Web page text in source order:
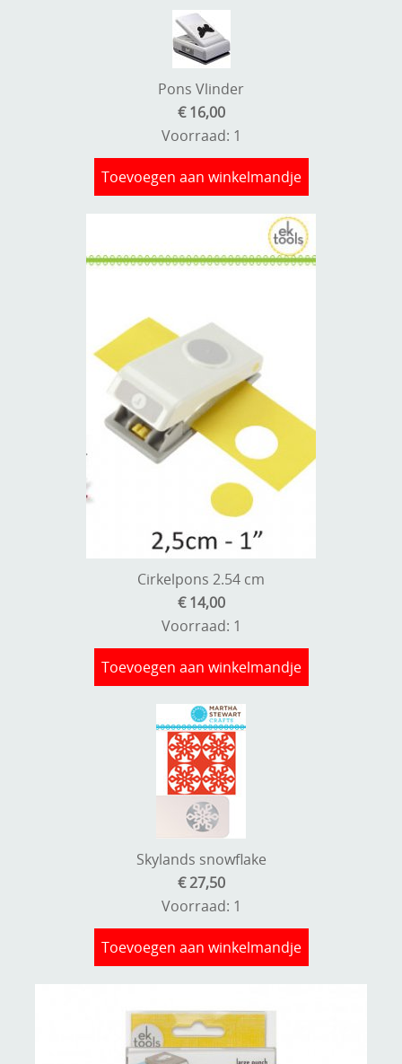
Pons Vlinder
€ 16,00
Voorraad: 1
Toevoegen aan winkelmandje
Cirkelpons 2.54 cm
€ 14,00
Voorraad: 1
Toevoegen aan winkelmandje
Skylands snowflake
€ 27,50
Voorraad: 1
Toevoegen aan winkelmandje